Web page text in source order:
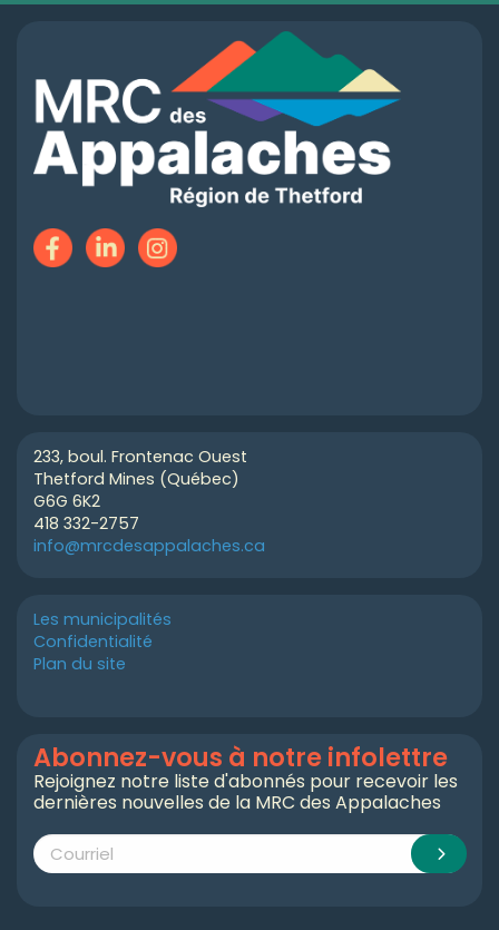
233, boul. Frontenac Ouest
Thetford Mines (Québec)
G6G 6K2
418 332-2757
info@mrcdesappalaches.ca
Les municipalités
Confidentialité
Plan du site
Abonnez-vous à notre infolettre
Rejoignez notre liste d'abonnés pour recevoir les
dernières nouvelles de la MRC des Appalaches